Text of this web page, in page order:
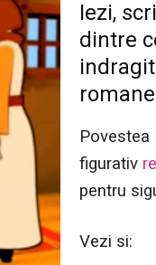
Iezi,
dintre
Povestea
figurativ
pentru
Vezi si: